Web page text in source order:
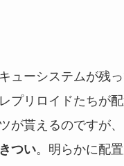
ューシステムが残っ
プリロイドたちが
が貰えるのですが、
つい。明らかに配